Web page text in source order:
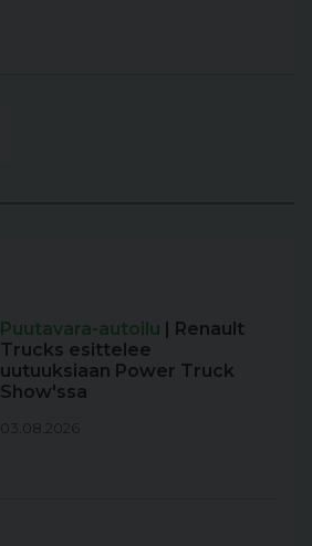
Puutavara-autoilu | Renault
Trucks esittelee
uutuuksiaan Power Truck
Show'ssa
03.08.2026